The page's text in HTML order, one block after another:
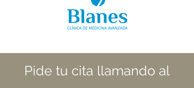
Pide tu cita llamando al